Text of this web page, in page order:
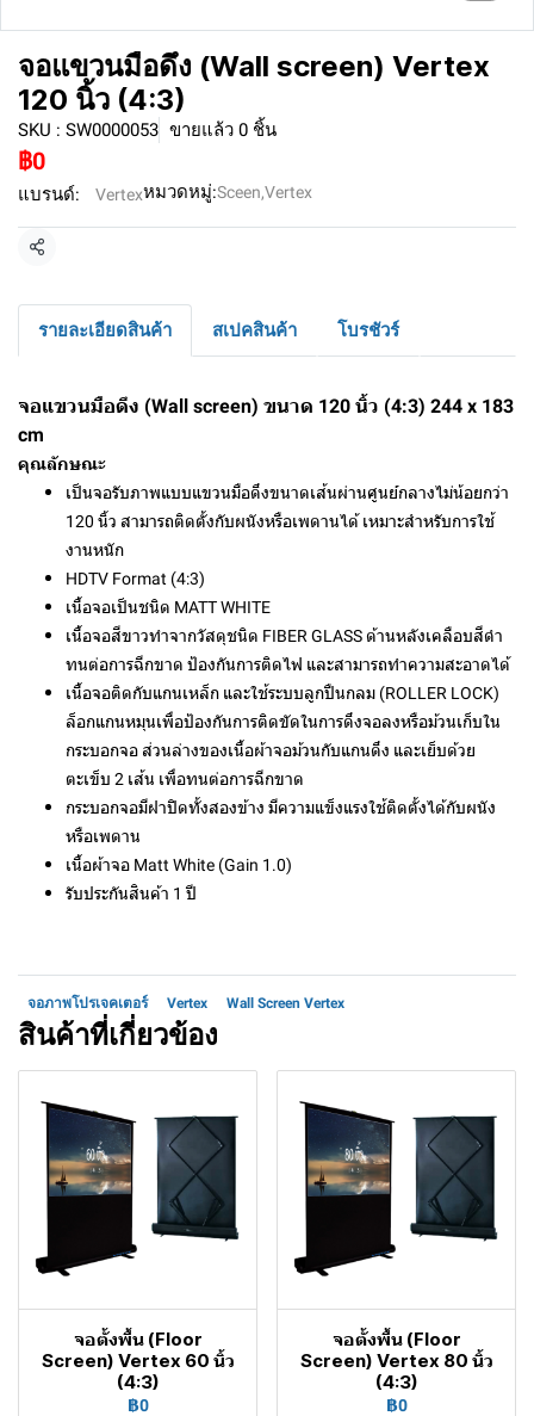
จอแขวนมือดึง (Wall screen) Vertex
120 นิ้ว (4:3)
SKU : SW0000053 ขายแล้ว 0 ชิ้น
฿0
แบรนด์: Vertexหมวดหมู่:Sceen,Vertex
แชร์
รายละเอียดสินค้า สเปคสินค้า โบรชัวร์
จอแขวนมือดึง (Wall screen) ขนาด 120 นิ้ว (4:3) 244 x 183
cm
คุณลักษณะ
เป็นจอรับภาพแบบแขวนมือดึงขนาดเส้นผ่านศูนย์กลางไม่น้อยกว่า
120 นิ้ว สามารถติดตั้งกับผนังหรือเพดานได้ เหมาะสำหรับการใช้
งานหนัก
HDTV Format (4:3)
เนื้อจอเป็นชนิด MATT WHITE
เนื้อจอสีขาวทำจากวัสดุชนิด FIBER GLASS ด้านหลังเคลือบสีดำ
ทนต่อการฉีกขาด ป้องกันการติดไฟ และสามารถทำความสะอาดได้
เนื้อจอติดกับแกนเหล็ก และใช้ระบบลูกปืนกลม (ROLLER LOCK)
ล็อกแกนหมุนเพื่อป้องกันการติดขัดในการดึงจอลงหรือม้วนเก็บใน
กระบอกจอ ส่วนล่างของเนื้อผ้าจอม้วนกับแกนดึง และเย็บด้วย
ตะเข็บ 2 เส้น เพื่อทนต่อการฉีกขาด
กระบอกจอมีฝาปิดทั้งสองข้าง มีความแข็งแรงใช้ติดตั้งได้กับผนัง
หรือเพดาน
เนื้อผ้าจอ Matt White (Gain 1.0)
รับประกันสินค้า 1 ปี
จอภาพโปรเจคเตอร์ Vertex Wall Screen Vertex
สินค้าที่เกี่ยวข้อง
จอตั้งพื้น (Floor
Screen) Vertex 60 นิ้ว
(4:3)
฿0
จอตั้งพื้น (Floor
Screen) Vertex 80 นิ้ว
(4:3)
฿0